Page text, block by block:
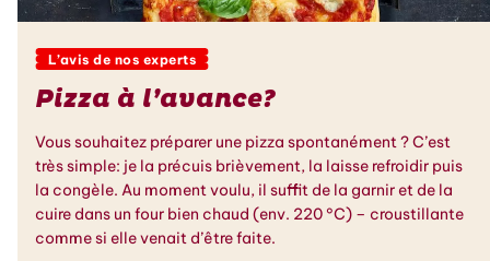
L’avis de nos experts
Pizza à l’avance?
Vous souhaitez préparer une pizza spontanément ? C’est
très simple: je la précuis brièvement, la laisse refroidir puis
la congèle. Au moment voulu, il suffit de la garnir et de la
cuire dans un four bien chaud (env. 220 °C) – croustillante
comme si elle venait d’être faite.